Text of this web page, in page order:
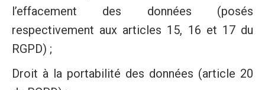
l’effacement des données (posés
respectivement aux articles 15, 16 et 17 du
RGPD) ;
Droit à la portabilité des données (article 20